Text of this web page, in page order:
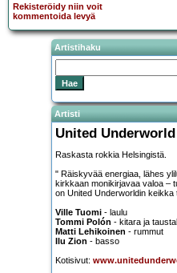
Rekisteröidy niin voit
kommentoida levyä
Artistihaku
Artisti
United Underworld
Raskasta rokkia Helsingistä.
" Räiskyvää energiaa, lähes
kirkkaan monikirjavaa valoa –
on United Underworldin keikka
Ville Tuomi - laulu
Tommi Polón - kitara ja
Matti Lehikoinen - rummut
Ilu Zion - basso
Kotisivut: